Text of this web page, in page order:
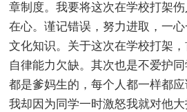
章制度。我要将这次在学校打架
在心。谨记错误，努力进取，一
文化知识。关于这次在学校打架
自律能力欠缺。其次也是不爱护
都是爹妈生的，每个人都一样都
我却因为同学一时激怒我就对他